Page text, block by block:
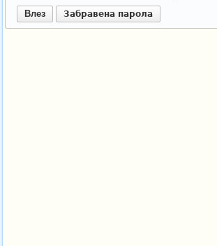
Влез Забравена парола